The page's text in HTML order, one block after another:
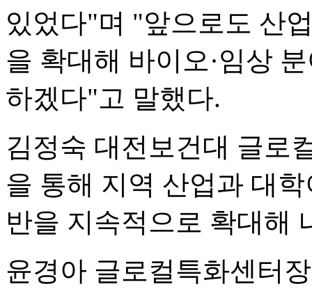
있었다"며 "앞으로도 산
을 확대해 바이오·임상
하겠다"고 말했다.
김정숙 대전보건대 글로
을 통해 지역 산업과 대
반을 지속적으로 확대해
윤경아 글로컬특화센터